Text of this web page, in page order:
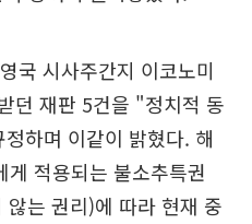
국 시사주간지 이코노미
던 재판 5건을 "정치적 동
하며 이같이 밝혔다. 해
적용되는 불소추특권
는 권리)에 따라 현재 중